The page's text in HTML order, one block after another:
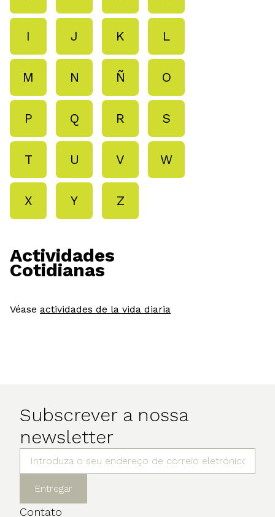
I J K L
M N Ñ O
P Q R S
T U V W
X Y Z
Actividades
Cotidianas
Véase actividades de la vida diaria
Subscrever a nossa
newsletter
Entregar
Contato